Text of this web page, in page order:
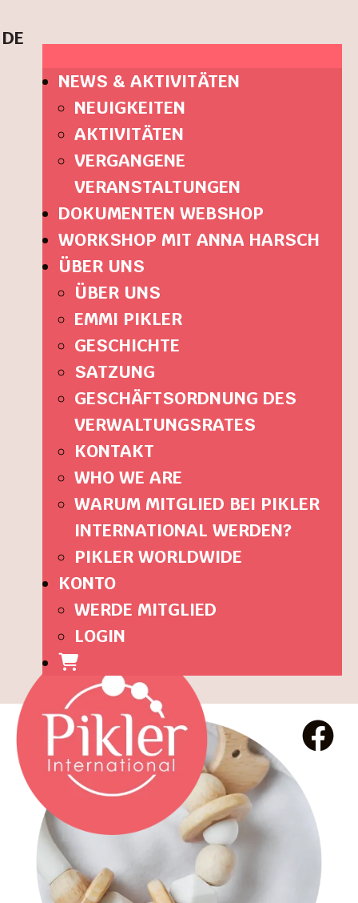
NEWS & AKTIVITÄTEN
NEUIGKEITEN
AKTIVITÄTEN
VERGANGENE
VERANSTALTUNGEN
DOKUMENTEN WEBSHOP
WORKSHOP MIT ANNA HARSCH
ÜBER UNS
ÜBER UNS
EMMI PIKLER
GESCHICHTE
SATZUNG
GESCHÄFTSORDNUNG DES
VERWALTUNGSRATES
KONTAKT
WHO WE ARE
WARUM MITGLIED BEI PIKLER
INTERNATIONAL WERDEN?
PIKLER WORLDWIDE
KONTO
WERDE MITGLIED
LOGIN
DE